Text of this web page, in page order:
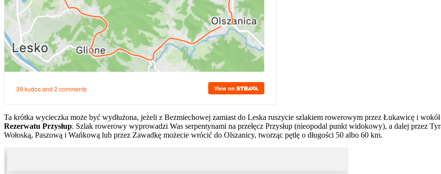
Ta krótka wycieczka może być wydłużona, jeżeli z Bezmiechowej zamiast do Leska ruszycie szlakiem rowerowym przez Łukawicę i wokół
Rezerwatu Przysłup. Szlak rowerowy wyprowadzi Was serpentynami na przełęcz Przysłup (nieopodal punkt widokowy), a dalej przez
Wołoską, Paszową i Wańkową lub przez Zawadkę możecie wrócić do Olszanicy, tworząc pętlę o długości 50 albo 60 km.